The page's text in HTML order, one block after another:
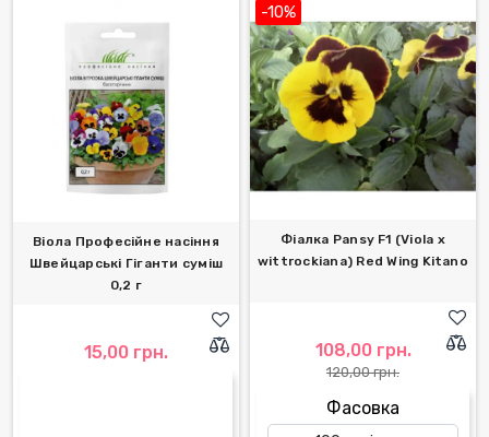
Віола Професійне насіння
Швейцарські Гіганти суміш
0,2 г
15,00 грн.
-10%
Фіалка Pansy F1 (Viola x
wittrockiana) Red Wing Kitano
108,00 грн.
120,00 грн.
Фасовка